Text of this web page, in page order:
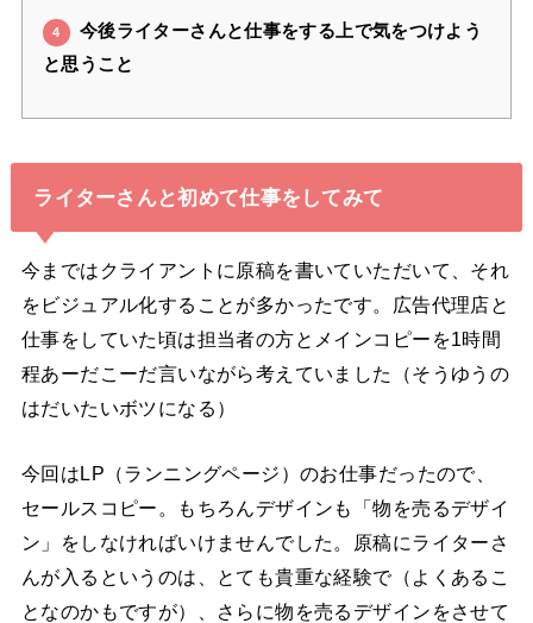
4
今後ライターさんと仕事をする上で気をつけよう
と思うこと
ライターさんと初めて仕事をしてみて
今まではクライアントに原稿を書いていただいて、それ
をビジュアル化することが多かったです。広告代理店と
仕事をしていた頃は担当者の方とメインコピーを1時間
程あーだこーだ言いながら考えていました（そうゆうの
はだいたいボツになる）
今回はLP（ランニングページ）のお仕事だったので、
セールスコピー。もちろんデザインも「物を売るデザイ
ン」をしなければいけませんでした。原稿にライターさ
んが入るというのは、とても貴重な経験で（よくあるこ
となのかもですが）、さらに物を売るデザインをさせて